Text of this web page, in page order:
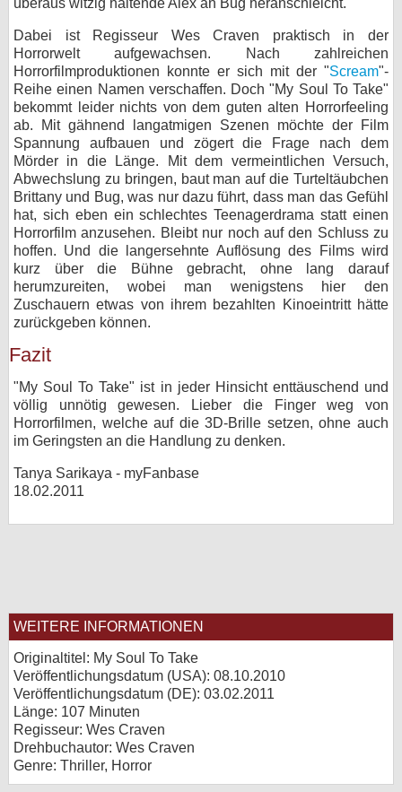
überaus witzig haltende Alex an Bug heranschleicht.
Dabei ist Regisseur Wes Craven praktisch in der
Horrorwelt aufgewachsen. Nach zahlreichen
Horrorfilmproduktionen konnte er sich mit der "Scream"-
Reihe einen Namen verschaffen. Doch "My Soul To Take"
bekommt leider nichts von dem guten alten Horrorfeeling
ab. Mit gähnend langatmigen Szenen möchte der Film
Spannung aufbauen und zögert die Frage nach dem
Mörder in die Länge. Mit dem vermeintlichen Versuch,
Abwechslung zu bringen, baut man auf die Turteltäubchen
Brittany und Bug, was nur dazu führt, dass man das Gefühl
hat, sich eben ein schlechtes Teenagerdrama statt einen
Horrorfilm anzusehen. Bleibt nur noch auf den Schluss zu
hoffen. Und die langersehnte Auflösung des Films wird
kurz über die Bühne gebracht, ohne lang darauf
herumzureiten, wobei man wenigstens hier den
Zuschauern etwas von ihrem bezahlten Kinoeintritt hätte
zurückgeben können.
Fazit
"My Soul To Take" ist in jeder Hinsicht enttäuschend und
völlig unnötig gewesen. Lieber die Finger weg von
Horrorfilmen, welche auf die 3D-Brille setzen, ohne auch
im Geringsten an die Handlung zu denken.
Tanya Sarikaya - myFanbase
18.02.2011
WEITERE INFORMATIONEN
Originaltitel: My Soul To Take
Veröffentlichungsdatum (USA): 08.10.2010
Veröffentlichungsdatum (DE): 03.02.2011
Länge: 107 Minuten
Regisseur: Wes Craven
Drehbuchautor: Wes Craven
Genre: Thriller, Horror